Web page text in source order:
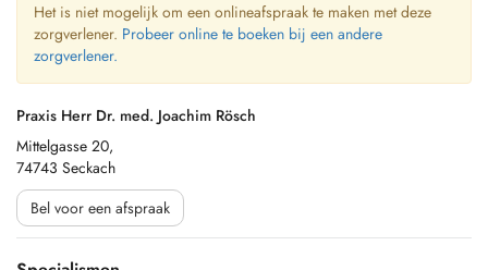
Het is niet mogelijk om een onlineafspraak te maken met deze
zorgverlener. Probeer online te boeken bij een andere
zorgverlener.
Praxis Herr Dr. med. Joachim Rösch
Mittelgasse 20,
74743 Seckach
Bel voor een afspraak